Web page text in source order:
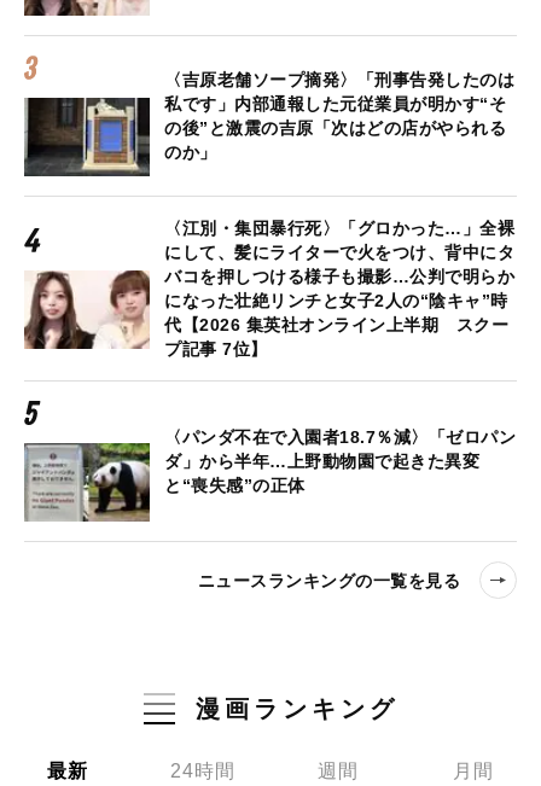
〈吉原老舗ソープ摘発〉「刑事告発したのは
私です」内部通報した元従業員が明かす“そ
の後”と激震の吉原「次はどの店がやられる
のか」
〈江別・集団暴行死〉「グロかった…」全裸
にして、髪にライターで火をつけ、背中にタ
バコを押しつける様子も撮影…公判で明らか
になった壮絶リンチと女子2人の“陰キャ”時
代【2026 集英社オンライン上半期 スクー
プ記事 7位】
〈パンダ不在で入園者18.7％減〉「ゼロパン
ダ」から半年…上野動物園で起きた異変
と“喪失感”の正体
ニュースランキングの一覧を見る
漫画ランキング
最新 24時間 週間 月間